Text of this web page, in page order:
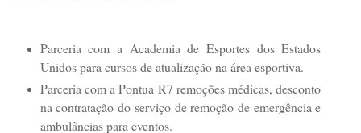
Parceria com a Academia de Esportes dos Estados
Unidos para cursos de atualização na área esportiva.
Parceria com a Pontua R7 remoções médicas, desconto
na contratação do serviço de remoção de emergência e
ambulâncias para eventos.